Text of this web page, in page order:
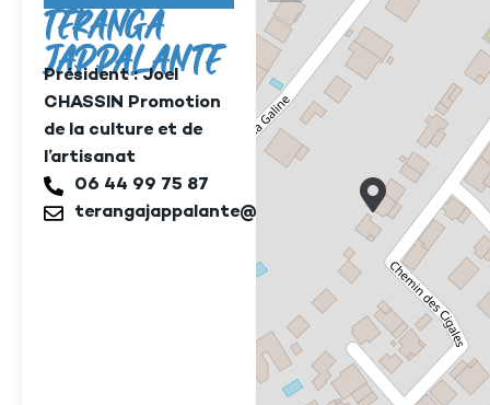
TERANGA
JAPPALANTE
Président : Joel
CHASSIN Promotion
de la culture et de
l’artisanat
06 44 99 75 87
terangajappalante@gmail.com